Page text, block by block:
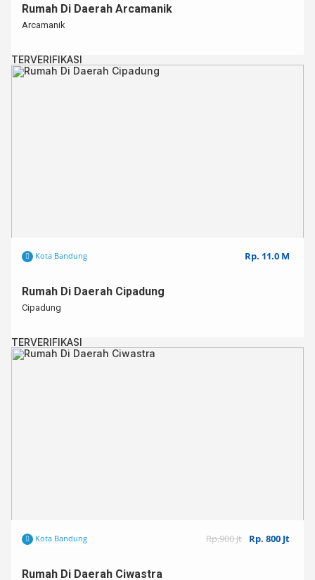
Rumah Di Daerah Arcamanik
Arcamanik
TERVERIFIKASI
Kota Bandung Rp. 11.0 M
Rumah Di Daerah Cipadung
Cipadung
TERVERIFIKASI
Kota Bandung Rp.900 Jt Rp. 800 Jt
Rumah Di Daerah Ciwastra